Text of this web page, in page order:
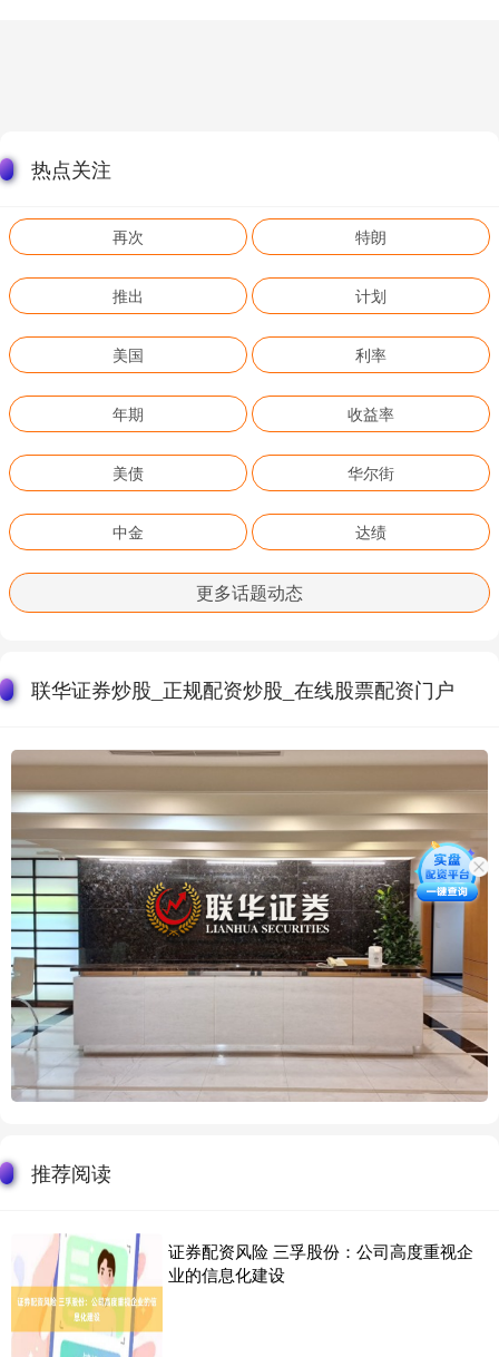
热点关注
再次 特朗
推出 计划
美国 利率
年期 收益率
美债 华尔街
中金 达绩
更多话题动态
联华证券炒股_正规配资炒股_在线股票配资门户
推荐阅读
证券配资风险 三孚股份：公司高度重视企
业的信息化建设